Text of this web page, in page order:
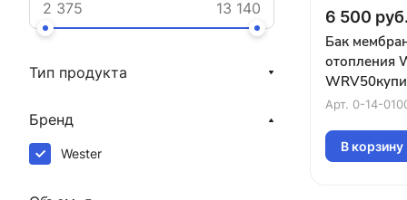
6 500 руб.
Бак
отопления
Краснодаре
Арт. 0-14-
В корзину
Тип продукта
Бренд
Wester